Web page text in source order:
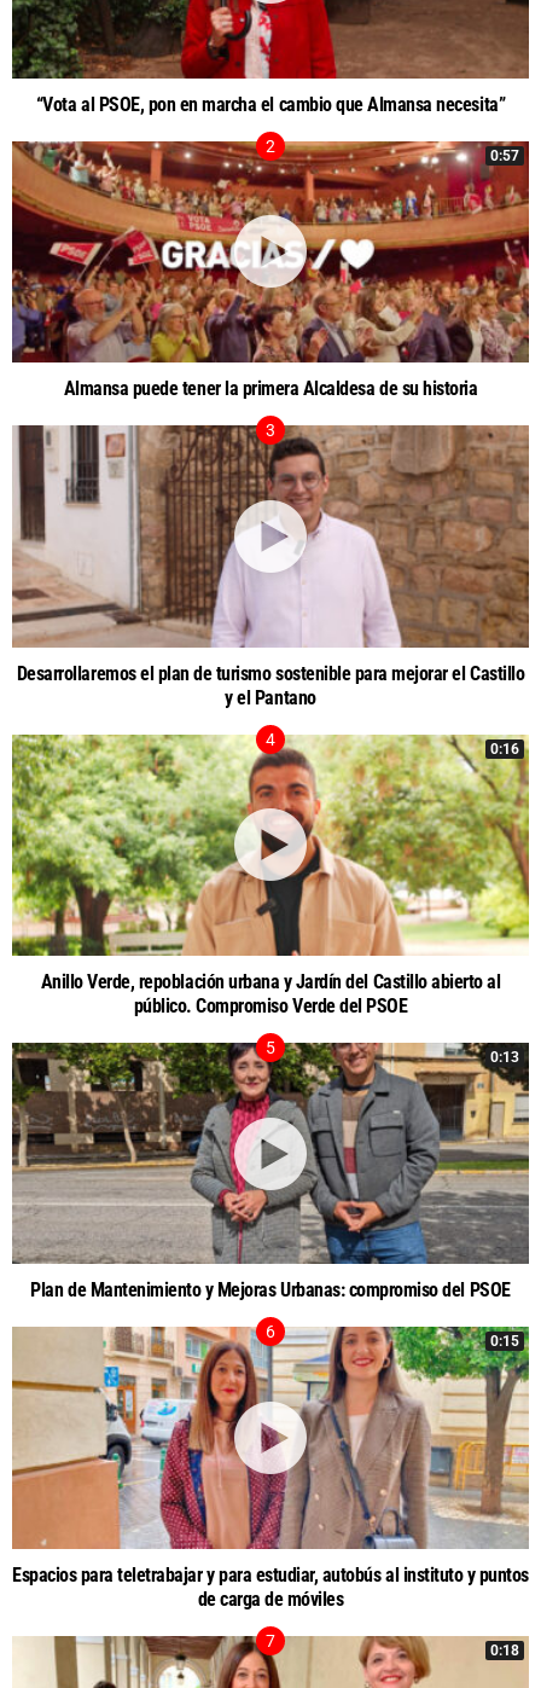
“Vota al PSOE, pon en marcha el cambio que Almansa necesita”
0:57
Almansa puede tener la primera Alcaldesa de su historia
Desarrollaremos el plan de turismo sostenible para mejorar el Castillo
y el Pantano
0:16
Anillo Verde, repoblación urbana y Jardín del Castillo abierto al
público. Compromiso Verde del PSOE
0:13
Plan de Mantenimiento y Mejoras Urbanas: compromiso del PSOE
0:15
Espacios para teletrabajar y para estudiar, autobús al instituto y puntos
de carga de móviles
0:18